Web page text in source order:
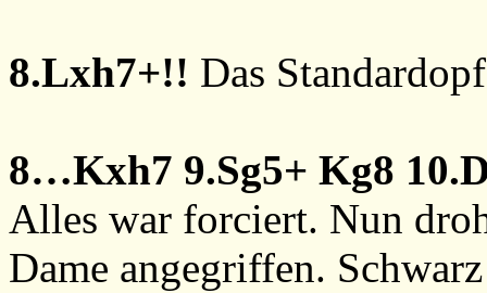
8.Lxh7+!! Das
8…Kxh7 9.Sg5+ Kg8
Alles war forciert. Nun
Dame angegriffen.